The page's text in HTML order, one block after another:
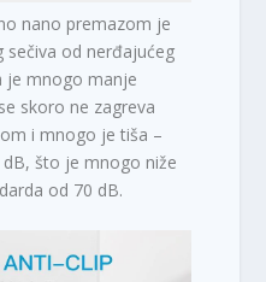
nano premazom je
od nerđajućeg
je mnogo manje
skoro ne zagreva
i mnogo je tiša –
što je mnogo niže
od 70 dB.